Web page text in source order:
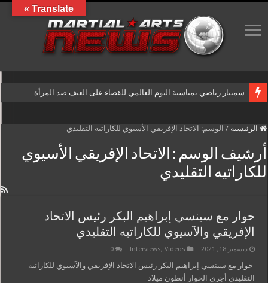
سمينار رياضي بمناسبة اليوم العالمي للقضاء على العنف ضد المرأة
الرئيسية / الوسم: الاتحاد الإفريقي الأسيوي للكاراتيه التقليدي
أرشيف الوسم : الاتحاد الإفريقي الأسيوي
للكاراتيه التقليدي
حوار مع سينسي إبراهيم البكر رئيس الاتحاد
الإفريقي والآسيوي للكاراتيه التقليدي
ديسمبر 18, 2021 Interviews, Videos
0
حوار مع سينسي إبراهيم البكر رئيس الاتحاد الإفريقي والآسيوي للكاراتيه
التقليدي أجرى الحوار أنطون ميلاد
Translate »